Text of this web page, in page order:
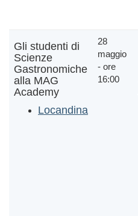
Gli studenti di
Scienze
Gastronomiche
alla MAG
Academy
Locandina
28
maggio
- ore
16:00